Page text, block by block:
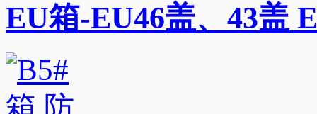
EU箱-EU46盖、43盖